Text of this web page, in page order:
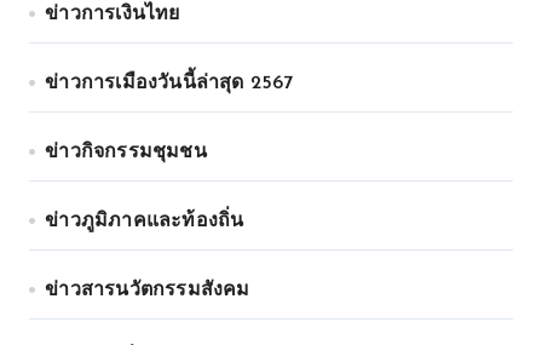
ข่าวการเงินไทย
ข่าวการเมืองวันนี้ล่าสุด 2567
ข่าวกิจกรรมชุมชน
ข่าวภูมิภาคและท้องถิ่น
ข่าวสารนวัตกรรมสังคม